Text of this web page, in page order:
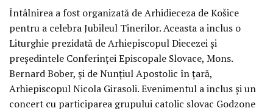
Întâlnirea a fost organizată de Arhidieceza de Košice
pentru a celebra Jubileul Tinerilor. Aceasta a inclus o
Liturghie prezidată de Arhiepiscopul Diecezei și
președintele Conferinței Episcopale Slovace, Mons.
Bernard Bober, și de Nunțiul Apostolic în țară,
Arhiepiscopul Nicola Girasoli. Evenimentul a inclus și un
concert cu participarea grupului catolic slovac Godzone